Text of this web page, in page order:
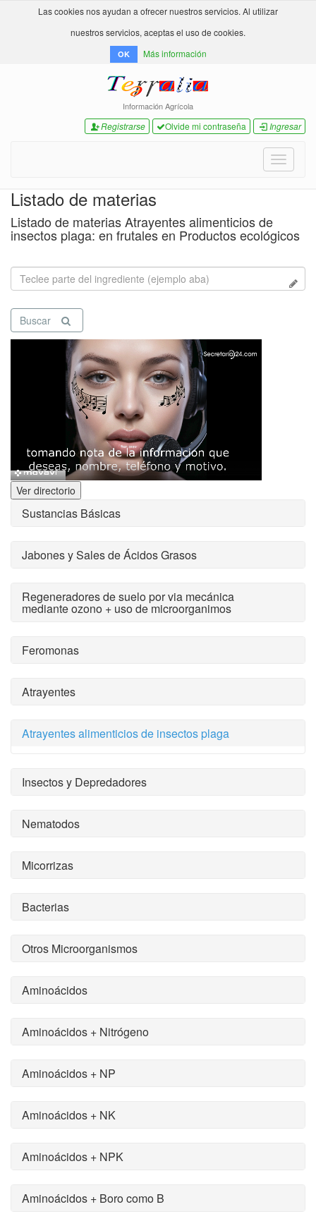
Las cookies nos ayudan a ofrecer nuestros servicios. Al utilizar
nuestros servicios, aceptas el uso de cookies.
OK Más información
Información Agrícola
Registrarse Olvide mi contraseña Ingresar
Toggle
Listado de materias
Listado de materias Atrayentes alimenticios de
insectos plaga: en frutales en Productos ecológicos
Buscar
Ver directorio
Sustancias Básicas
Jabones y Sales de Ácidos Grasos
Regeneradores de suelo por via mecánica
mediante ozono + uso de microorganimos
Feromonas
Atrayentes
Atrayentes alimenticios de insectos plaga
Insectos y Depredadores
Nematodos
Micorrizas
Bacterias
Otros Microorganismos
Aminoácidos
Aminoácidos + Nitrógeno
Aminoácidos + NP
Aminoácidos + NK
Aminoácidos + NPK
Aminoácidos + Boro como B